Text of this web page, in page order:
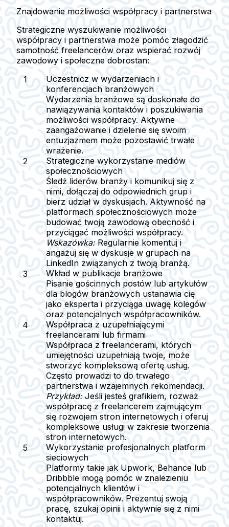
Znajdowanie możliwości współpracy i partnerstwa
Strategiczne wyszukiwanie możliwości
współpracy i partnerstwa może pomóc złagodzić
samotność freelancerów oraz wspierać rozwój
zawodowy i społeczne dobrostan:
Uczestnicz w wydarzeniach i
konferencjach branżowych
Wydarzenia branżowe są doskonałe do
nawiązywania kontaktów i poszukiwania
możliwości współpracy. Aktywne
zaangażowanie i dzielenie się swoim
entuzjazmem może pozostawić trwałe
wrażenie.
Strategiczne wykorzystanie mediów
społecznościowych
Śledź liderów branży i komunikuj się z
nimi, dołączaj do odpowiednich grup i
bierz udział w dyskusjach. Aktywność na
platformach społecznościowych może
budować twoją zawodową obecność i
przyciągać możliwości współpracy.
Wskazówka:Regularnie komentuj i
angażuj się w dyskusje w grupach na
LinkedIn związanych z twoją branżą.
Wkład w publikacje branżowe
Pisanie gościnnych postów lub artykułów
dla blogów branżowych ustanawia cię
jako eksperta i przyciąga uwagę kolegów
oraz potencjalnych współpracowników.
Współpraca z uzupełniającymi
freelancerami lub firmami
Współpraca z freelancerami, których
umiejętności uzupełniają twoje, może
stworzyć kompleksową ofertę usług.
Często prowadzi to do trwałego
partnerstwa i wzajemnych rekomendacji.
Przykład:Jeśli jesteś grafikiem, rozważ
współpracę z freelancerem zajmującym
się rozwojem stron internetowych i oferuj
kompleksowe usługi w zakresie tworzenia
stron internetowych.
Wykorzystanie profesjonalnych platform
sieciowych
Platformy takie jak Upwork, Behance lub
Dribbble mogą pomóc w znalezieniu
potencjalnych klientów i
współpracowników. Prezentuj swoją
pracę, szukaj opinii i aktywnie się z nimi
kontaktuj.